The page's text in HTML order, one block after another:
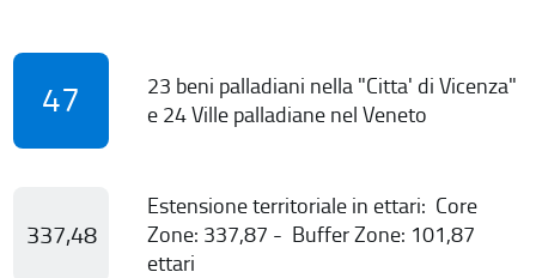
47
23 beni palladiani nella "Citta' di Vicenza"
e 24 Ville palladiane nel Veneto
337,48
Estensione territoriale in ettari: Core
Zone: 337,87 - Buffer Zone: 101,87
ettari